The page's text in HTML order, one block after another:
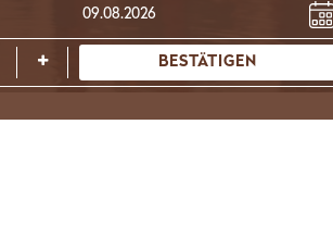
BESTÄTIGEN